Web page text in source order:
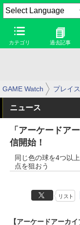
カテゴリ 過去記事
GAME Watch プレイ
ニュース
「アーケードア
信開始！
同じ色の球を4つ以
点を狙おう
リスト
【アーケードアーカイ